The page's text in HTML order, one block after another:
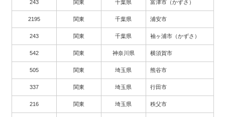
243 関東 千葉県 富津市（かずさ）
2195 関東 千葉県 浦安市
243 関東 千葉県 袖ヶ浦市（かずさ）
542 関東 神奈川県 横須賀市
505 関東 埼玉県 熊谷市
337 関東 埼玉県 行田市
216 関東 埼玉県 秩父市